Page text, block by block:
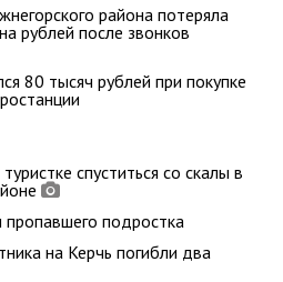
района потеряла
рублей после звонков
80 тысяч рублей при покупке
спуститься со скалы в
подростка
на Керчь погибли два